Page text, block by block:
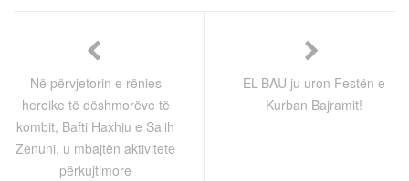
Në përvjetorin e rënies
heroike të dëshmorëve të
kombit, Bafti Haxhiu e Salih
Zenuni, u mbajtën aktivitete
përkujtimore
EL-BAU ju uron Festën e
Kurban Bajramit!